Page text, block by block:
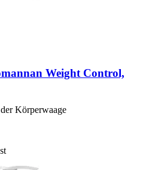
Weight Control,
Körperwaage